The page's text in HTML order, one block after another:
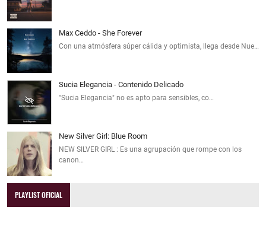
Max Ceddo - She Forever
Con una atmósfera súper cálida y optimista, llega desde Nue…
Sucia Elegancia - Contenido Delicado
"Sucia Elegancia" no es apto para sensibles, co…
New Silver Girl: Blue Room
NEW SILVER GIRL : Es una agrupación que rompe con los
canon…
PLAYLIST OFICIAL